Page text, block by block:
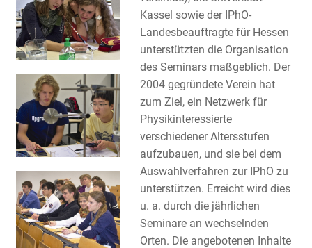
Kassel sowie der IPhO-
Landesbeauftragte für Hessen
unterstützten die Organisation
des Seminars maßgeblich. Der
2004 gegründete Verein hat
zum Ziel, ein Netzwerk für
Physikinteressierte
verschiedener Altersstufen
aufzubauen, und sie bei dem
Auswahlverfahren zur IPhO zu
unterstützen. Erreicht wird dies
u. a. durch die jährlichen
Seminare an wechselnden
Orten. Die angebotenen Inhalte